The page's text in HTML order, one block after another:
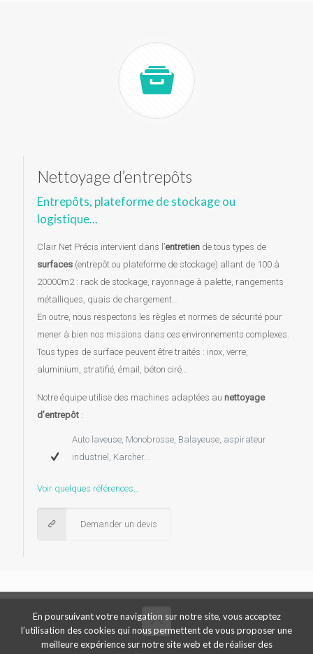
Nettoyage d’entrepôts
Entrepôts, plateforme de stockage ou
logistique...
Clair Net Précis intervient dans l’entretien de tous types de
surfaces (entrepôt ou plateforme de stockage) allant de 100 à
20000m2 : rack de stockage, rayonnage à palette, rangements
métalliques, quais de chargement...
En outre, nous respectons les règles et normes de sécurité pour
mener à bien nos missions dans ces environnements complexes.
Tous types de surface peuvent être traités : inox, verre,
aluminium, stratifié, émail, béton ciré...
Notre équipe utilise des machines adaptées aunettoyage
d’entrepôt :
Auto laveuse, Monobrosse, Balayeuse, aspirateur
industriel, Karcher...
Voir quelques références...
Demander un devis
En poursuivant votre navigation sur notre site, vous acceptez
l’utilisation des cookies qui nous permettent de vous proposer une
meilleure expérience sur notre site web et de réaliser des